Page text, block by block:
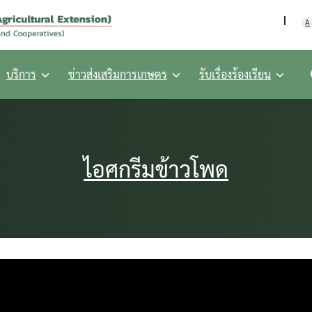
กรมส่งเสริมการเกษตร กรA
บริการ ข่าวส่งเสริมการเกษตร รับเรื่องร้องเรียน
ไอศกรีมข้าวโพด